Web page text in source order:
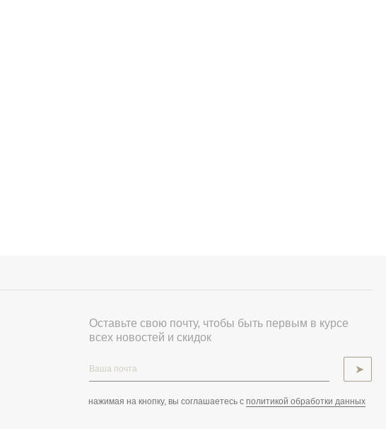
Оставьте свою почту, чтобы быть первым в курсе
всех новостей и скидок
нажимая на кнопку, вы соглашаетесь с политикой обработки данных
➤